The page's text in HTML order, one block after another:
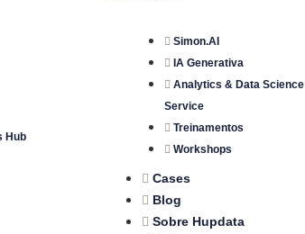
Hub
Simon.AI
IA Generativa
Analytics & Data Science
Service
Treinamentos
Workshops
Cases
Blog
Sobre Hupdata